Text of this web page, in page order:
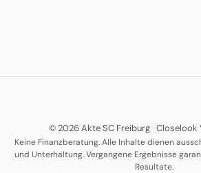
© 2026 Akte SC Freiburg· Closelook
Keine Finanzberatung. Alle Inhalte dienen
und Unterhaltung. Vergangene Ergebnisse
Resultate.